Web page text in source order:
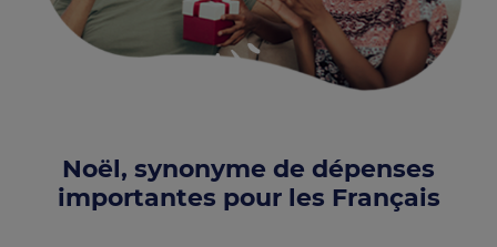
Noël, synonyme de dépenses
importantes pour les Français